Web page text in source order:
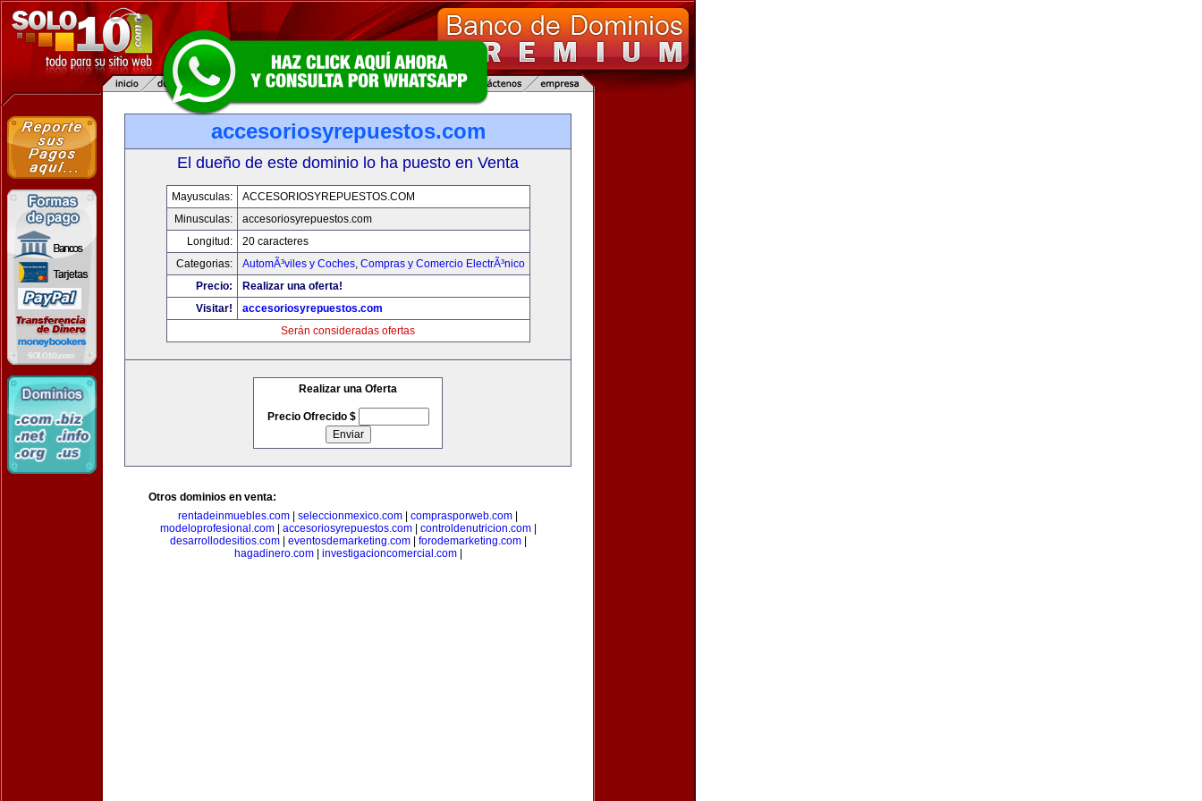
accesoriosyrepuestos.com
El dueño de este dominio lo ha puesto en Venta
Mayusculas:
ACCESORIOSYREPUESTOS.COM
Minusculas:
accesoriosyrepuestos.com
Longitud:
20 caracteres
Categorias:
AutomÃ³viles y Coches, Compras y Comercio ElectrÃ³nico
Precio:
Realizar una oferta!
Visitar!
accesoriosyrepuestos.com
Serán consideradas ofertas
Realizar una Oferta
Precio Ofrecido $
Otros dominios en venta:
rentadeinmuebles.com
seleccionmexico.com comprasporweb.com
modeloprofesional.com| accesoriosyrepuestos.com| controldenutricion.com|
desarrollodesitios.com| eventosdemarketing.com| forodemarketing.com|
hagadinero.com| investigacioncomercial.com|